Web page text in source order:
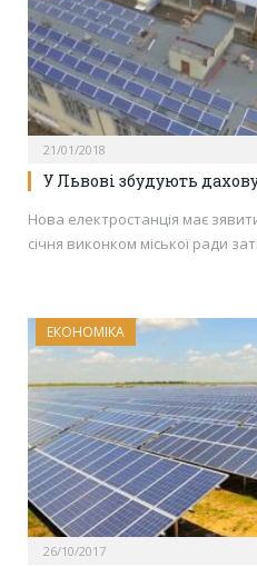
21/01/2018
У Львові збудують
Нова електростанція має
січня виконком міської ради
ЕКОНОМІКА
26/10/2017